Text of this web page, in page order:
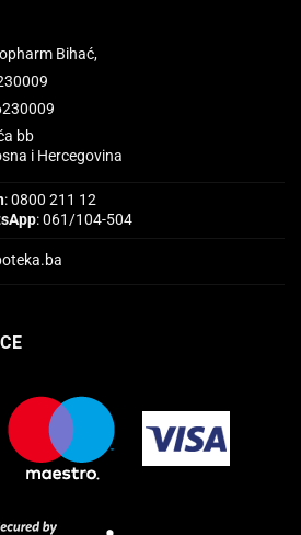
Bihać,
bb
i Hercegovina
: 0800 211 12
: 061/104-504